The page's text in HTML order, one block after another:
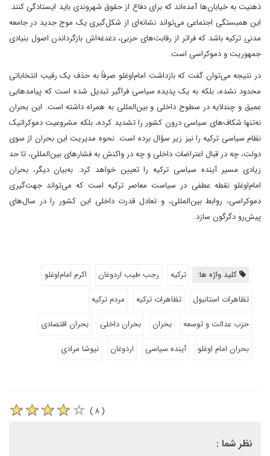
ذهنیت به خیابان‌ها آمده‌اند که برای دفاع از حقوق شهروندی باید ایستادگی کنند.
این همبستگی اجتماعی می‌تواند نشانه‌ای از شکل‌گیری یک موج جدید در جامعه
مدنی ترکیه باشد که فراتر از رقابت‌های حزبی، دغدغه‌اش بازگرداندن اصول بنیادی
جمهوریت و دموکراسی است.
در نتیجه می‌توان گفت که بازداشت امام‌اوغلو صرفاً به حذف یک رقیب انتخاباتی
محدود‌ نشده، بلکه به یک پدیده سیاسی فراگیر تبدیل شده است که پیامدهایی
عمیق و چندلایه در سطوح داخلی و بین‌المللی به همراه داشته است. این بحران
نه‌تنها شکاف‌های سیاسی درون کشور را تشدید کرده، بلکه مشروعیت دموکراتیک
نظام سیاسی ترکیه را نیز زیر سؤال برده است. نحوه مدیریت این بحران از سوی
دولت، چه در قبال اعتراضات داخلی و چه در واکنش به فشارهای بین‌المللی، تا حد
زیادی مسیر آینده سیاسی ترکیه را تعیین خواهد کرد. به‌بیان دیگر، بحران
امام‌اوغلو نقطه عطفی در سیاست معاصر ترکیه است که می‌تواند جهت‌گیری
دموکراسی، روابط بین‌المللی، و تعادل قدرت داخلی این کشور را در سال‌های
پیش‌رو دگرگون سازد.
کلید واژه ها: ترکیه رجب طیب اردوغان
اکرم امام‌اوغلو
تظاهرات استانبول
تظاهرات ترکیه
مردم ترکیه
حزب عدالت و توسعه
بحران بحران داخلی
بحران اقتصادی
بحران امام اوغلو
آینده سیاسی اردوغان نیوشا مرادی
( ۸ )
نظر شما :